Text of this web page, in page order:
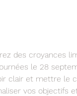
des croyances
le 28
clair et mettre le
vos objectifs